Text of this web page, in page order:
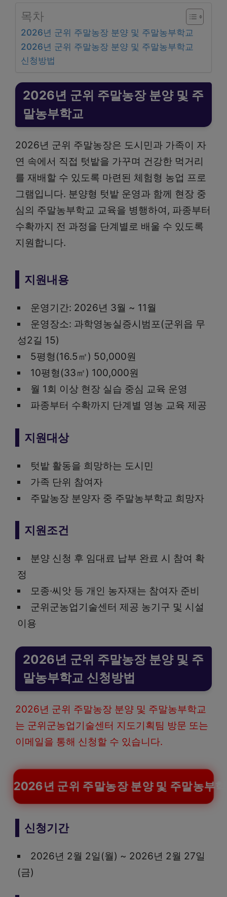
목차
2026년 군위 주말농장 분양 및 주말농부학교
2026년 군위 주말농장 분양 및 주말농부학교
신청방법
2026년 군위 주말농장 분양 및 주
말농부학교
2026년 군위 주말농장은 도시민과 가족이 자
연 속에서 직접 텃밭을 가꾸며 건강한 먹거리
를 재배할 수 있도록 마련된 체험형 농업 프로
그램입니다. 분양형 텃밭 운영과 함께 현장 중
심의 주말농부학교 교육을 병행하여, 파종부터
수확까지 전 과정을 단계별로 배울 수 있도록
지원합니다.
지원내용
운영기간: 2026년 3월 ~ 11월
운영장소: 과학영농실증시범포(군위읍 무
성2길 15)
5평형(16.5㎡) 50,000원
10평형(33㎡) 100,000원
월 1회 이상 현장 실습 중심 교육 운영
파종부터 수확까지 단계별 영농 교육 제공
지원대상
텃밭 활동을 희망하는 도시민
가족 단위 참여자
주말농장 분양자 중 주말농부학교 희망자
지원조건
분양 신청 후 임대료 납부 완료 시 참여 확
정
모종·씨앗 등 개인 농자재는 참여자 준비
군위군농업기술센터 제공 농기구 및 시설
이용
2026년 군위 주말농장 분양 및 주
말농부학교 신청방법
2026년 군위 주말농장 분양 및 주말농부학교
는 군위군농업기술센터 지도기획팀 방문 또는
이메일을 통해 신청할 수 있습니다.
2026년 군위 주말농장 분양 및 주말농부
신청기간
2026년 2월 2일(월) ~ 2026년 2월 27일
(금)